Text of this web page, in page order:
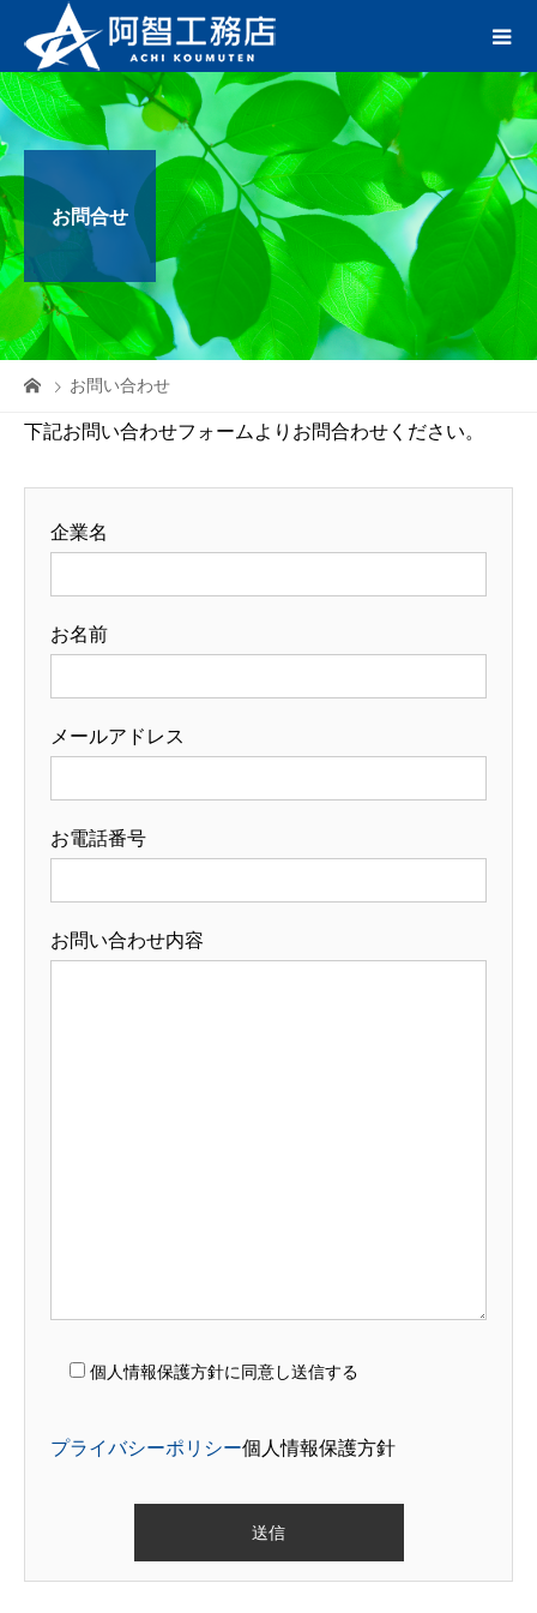
お問合せ
お問い合わせ
下記お問い合わせフォームよりお問合わせください。
企業名
お名前
メールアドレス
お電話番号
お問い合わせ内容
個人情報保護方針に同意し送信する
プライバシーポリシー個人情報保護方針